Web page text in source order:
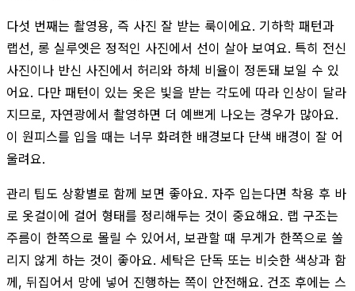
다섯 번째는 촬영용, 즉 사진 잘 받는 룩이에요. 기하학 패턴과
랩선, 롱 실루엣은 정적인 사진에서 선이 살아 보여요. 특히 전신
사진이나 반신 사진에서 허리와 하체 비율이 정돈돼 보일 수 있
어요. 다만 패턴이 있는 옷은 빛을 받는 각도에 따라 인상이 달라
지므로, 자연광에서 촬영하면 더 예쁘게 나오는 경우가 많아요.
이 원피스를 입을 때는 너무 화려한 배경보다 단색 배경이 잘 어
울려요.
관리 팁도 상황별로 함께 보면 좋아요. 자주 입는다면 착용 후 바
로 옷걸이에 걸어 형태를 정리해두는 것이 중요해요. 랩 구조는
주름이 한쪽으로 몰릴 수 있어서, 보관할 때 무게가 한쪽으로 쏠
리지 않게 하는 것이 좋아요. 세탁은 단독 또는 비슷한 색상과 함
께, 뒤집어서 망에 넣어 진행하는 쪽이 안전해요. 건조 후에는 스